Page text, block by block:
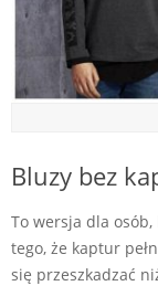
Bluzy bez
To wersja dla
tego, że kaptur
się przeszkadzać